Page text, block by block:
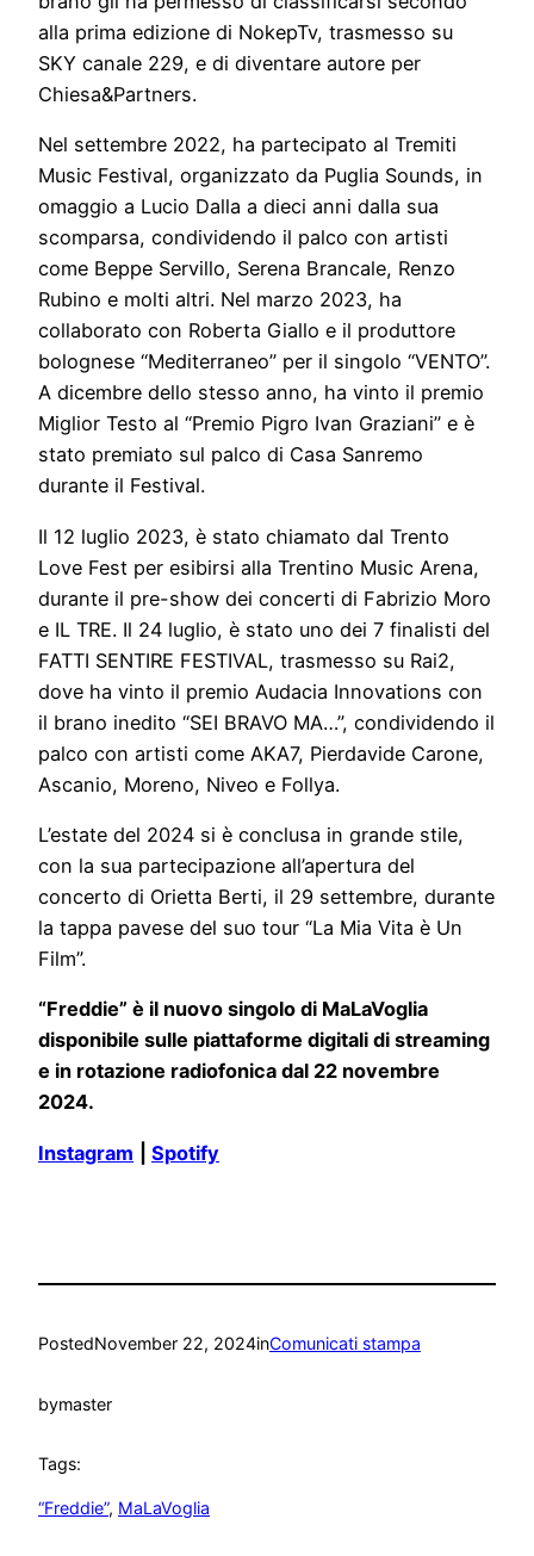
alla prima edizione di NokepTv, trasmesso su
SKY canale 229, e di diventare autore per
Chiesa&Partners.
Nel settembre 2022, ha partecipato al Tremiti
Music Festival, organizzato da Puglia Sounds, in
omaggio a Lucio Dalla a dieci anni dalla sua
scomparsa, condividendo il palco con artisti
come Beppe Servillo, Serena Brancale, Renzo
Rubino e molti altri. Nel marzo 2023, ha
collaborato con Roberta Giallo e il produttore
bolognese “Mediterraneo” per il singolo “VENTO”.
A dicembre dello stesso anno, ha vinto il premio
Miglior Testo al “Premio Pigro Ivan Graziani” e è
stato premiato sul palco di Casa Sanremo
durante il Festival.
Il 12 luglio 2023, è stato chiamato dal Trento
Love Fest per esibirsi alla Trentino Music Arena,
durante il pre-show dei concerti di Fabrizio Moro
e IL TRE. Il 24 luglio, è stato uno dei 7 finalisti del
FATTI SENTIRE FESTIVAL, trasmesso su Rai2,
dove ha vinto il premio Audacia Innovations con
il brano inedito “SEI BRAVO MA…”, condividendo il
palco con artisti come AKA7, Pierdavide Carone,
Ascanio, Moreno, Niveo e Follya.
L’estate del 2024 si è conclusa in grande stile,
con la sua partecipazione all’apertura del
concerto di Orietta Berti, il 29 settembre, durante
la tappa pavese del suo tour “La Mia Vita è Un
Film”.
“Freddie” è il nuovo singolo di MaLaVoglia
disponibile sulle piattaforme digitali di streaming
e in rotazione radiofonica dal 22 novembre
2024.
Instagram Spotify
PostedNovember 22, 2024inComunicati stampa
bymaster
Tags:
“Freddie”, MaLaVoglia